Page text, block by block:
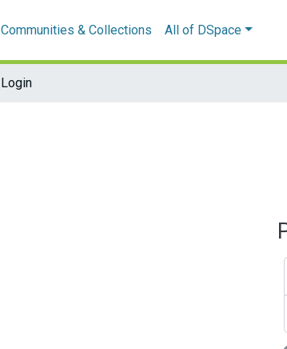
Communities & Collections All of DSpace
Login